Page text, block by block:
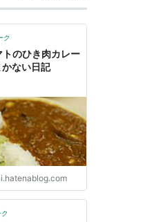
ク
のひき肉カレー
ない日記